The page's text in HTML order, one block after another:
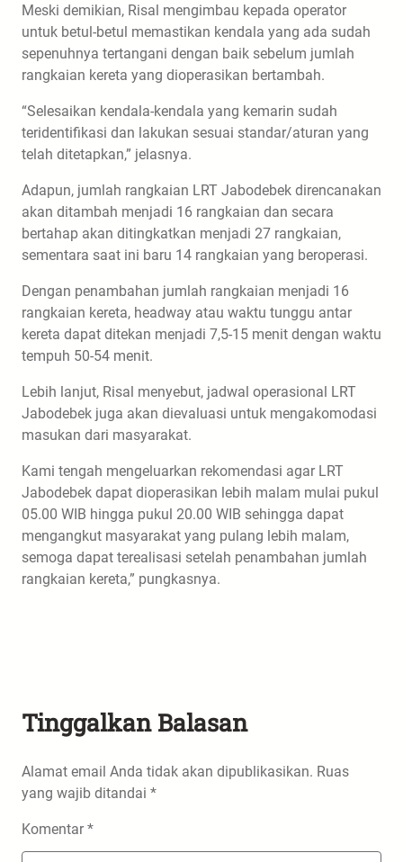
Meski demikian, Risal mengimbau kepada operator
untuk betul-betul memastikan kendala yang ada sudah
sepenuhnya tertangani dengan baik sebelum jumlah
rangkaian kereta yang dioperasikan bertambah.
“Selesaikan kendala-kendala yang kemarin sudah
teridentifikasi dan lakukan sesuai standar/aturan yang
telah ditetapkan,” jelasnya.
Adapun, jumlah rangkaian LRT Jabodebek direncanakan
akan ditambah menjadi 16 rangkaian dan secara
bertahap akan ditingkatkan menjadi 27 rangkaian,
sementara saat ini baru 14 rangkaian yang beroperasi.
Dengan penambahan jumlah rangkaian menjadi 16
rangkaian kereta, headway atau waktu tunggu antar
kereta dapat ditekan menjadi 7,5-15 menit dengan waktu
tempuh 50-54 menit.
Lebih lanjut, Risal menyebut, jadwal operasional LRT
Jabodebek juga akan dievaluasi untuk mengakomodasi
masukan dari masyarakat.
Kami tengah mengeluarkan rekomendasi agar LRT
Jabodebek dapat dioperasikan lebih malam mulai pukul
05.00 WIB hingga pukul 20.00 WIB sehingga dapat
mengangkut masyarakat yang pulang lebih malam,
semoga dapat terealisasi setelah penambahan jumlah
rangkaian kereta,” pungkasnya.
Tinggalkan Balasan
Alamat email Anda tidak akan dipublikasikan. Ruas
yang wajib ditandai *
Komentar*